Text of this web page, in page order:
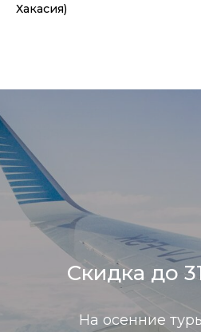
Хакасия)
Скидка до
На осенние